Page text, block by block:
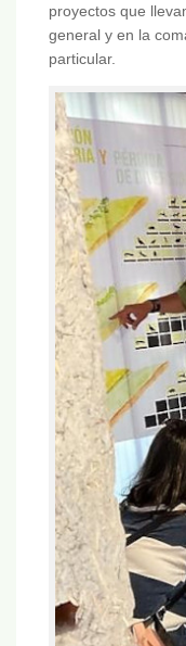
proyectos que
general y en la
particular.